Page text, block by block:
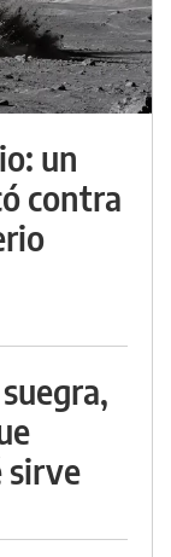
un
contra
sirve